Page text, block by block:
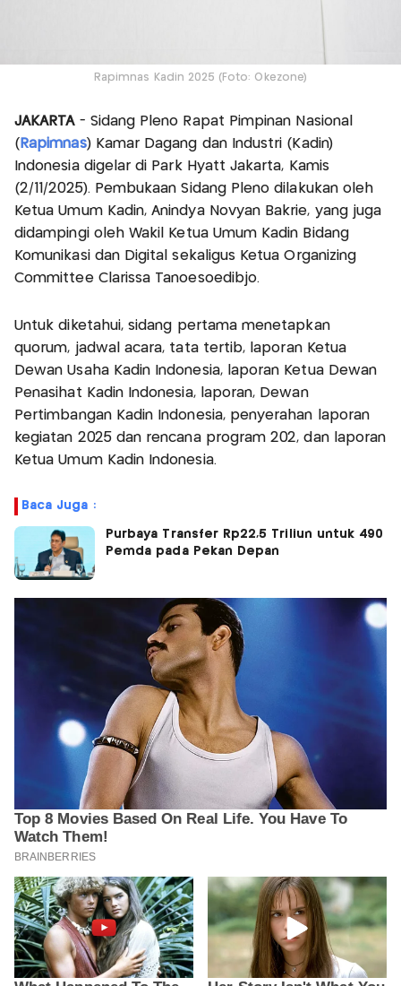
Rapimnas Kadin 2025 (Foto: Okezone)
JAKARTA- Sidang Pleno Rapat Pimpinan Nasional
( Rapimnas) Kamar Dagang dan Industri (Kadin)
Indonesia digelar di Park Hyatt Jakarta, Kamis
(2/11/2025). Pembukaan Sidang Pleno dilakukan oleh
Ketua Umum Kadin, Anindya Novyan Bakrie, yang juga
didampingi oleh Wakil Ketua Umum Kadin Bidang
Komunikasi dan Digital sekaligus Ketua Organizing
Committee Clarissa Tanoesoedibjo.
Untuk diketahui, sidang pertama menetapkan
quorum, jadwal acara, tata tertib, laporan Ketua
Dewan Usaha Kadin Indonesia, laporan Ketua Dewan
Penasihat Kadin Indonesia, laporan, Dewan
Pertimbangan Kadin Indonesia, penyerahan laporan
kegiatan 2025 dan rencana program 202, dan laporan
Ketua Umum Kadin Indonesia.
Baca Juga :
Purbaya Transfer Rp22,5 Triliun untuk 490
Pemda pada Pekan Depan